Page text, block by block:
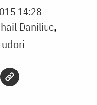
14:28
Daniliuc